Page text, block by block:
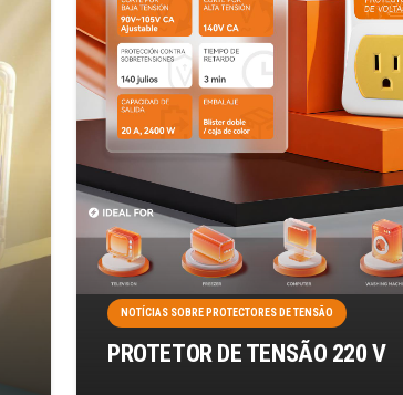
NOTÍCIAS SOBRE PROTECTORES DE TENSÃO
PROTETOR DE TENSÃO 220 V